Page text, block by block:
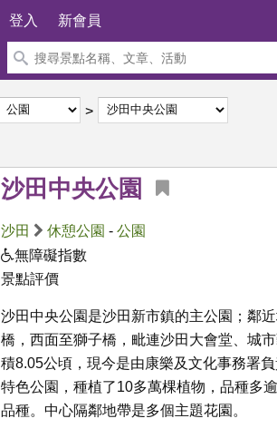
登入 新會員
沙田中央公園
沙田 休憩公園 - 公園
無障礙指數
景點評價
沙田中央公園是沙田新市鎮的主公園；鄰
橋，西面至獅子橋，毗連沙田大會堂、城
積8.05公頃，現今是由康樂及文化事務署
特色公園，種植了10多萬棵植物，品種多
品種。中心隔鄰地帶是多個主題花園。